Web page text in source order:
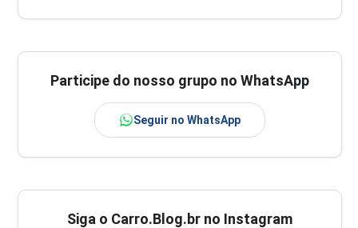
Participe do nosso grupo no WhatsApp
Seguir no WhatsApp
Siga o Carro.Blog.br no Instagram